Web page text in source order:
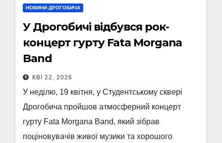
НОВИНИ ДРОГОБИЧА
У Дрогобичі відбувся рок-
концерт гурту Fata Morgana
Band
КВІ 22, 2026
У неділю, 19 квітня, у Студентському сквері
Дрогобича пройшов атмосферний концерт
гурту Fata Morgana Band, який зібрав
поціновувачів живої музики та хорошого